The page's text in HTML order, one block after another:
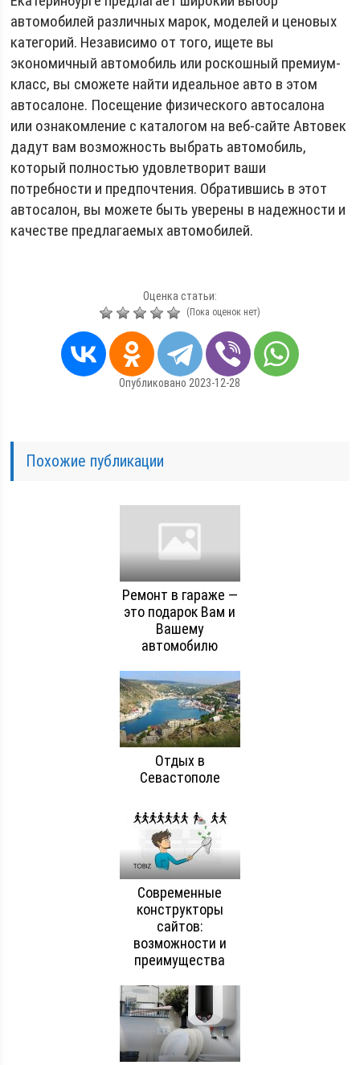
автомобилей различных марок, моделей и ценовых
категорий. Независимо от того, ищете вы
экономичный автомобиль или роскошный премиум-
класс, вы сможете найти идеальное авто в этом
автосалоне. Посещение физического автосалона
или ознакомление с каталогом на веб-сайте Автовек
дадут вам возможность выбрать автомобиль,
который полностью удовлетворит ваши
потребности и предпочтения. Обратившись в этот
автосалон, вы можете быть уверены в надежности и
качестве предлагаемых автомобилей.
Оценка статьи:
(Пока оценок нет)
Опубликовано 2023-12-28
Похожие публикации
Ремонт в гараже —
это подарок Вам и
Вашему
автомобилю
Отдых в
Севастополе
Современные
конструкторы
сайтов:
возможности и
преимущества